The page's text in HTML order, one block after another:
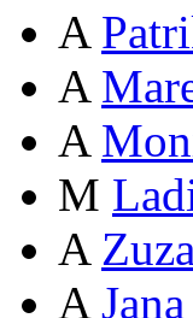
A
A
A
M
A
A